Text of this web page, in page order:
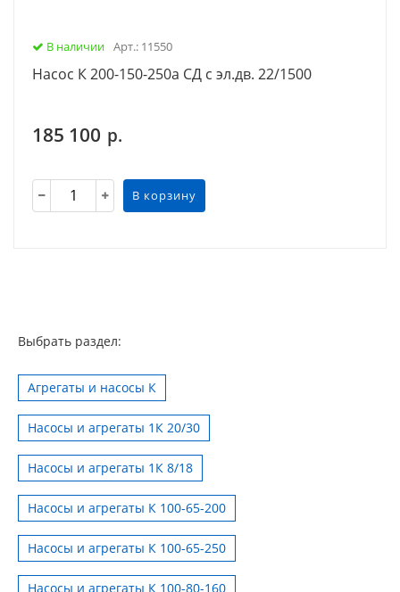
В наличии Арт.: 11550
Насос К 200-150-250а СД с эл.дв. 22/1500
185 100 р.
В корзину
Выбрать раздел:
Агрегаты и насосы К
Насосы и агрегаты 1К 20/30
Насосы и агрегаты 1К 8/18
Насосы и агрегаты К 100-65-200
Насосы и агрегаты К 100-65-250
Насосы и агрегаты К 100-80-160